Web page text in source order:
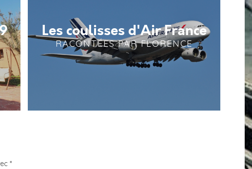
Les coulisses d'Air France
RACONTÉES PAR FLORENCE
*